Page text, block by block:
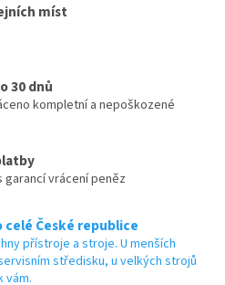
míst
30 dnů
kompletní a nepoškozené
garancí vrácení peněz
České republice
přístroje a stroje. U menších
středisku, u velkých strojů
vám.